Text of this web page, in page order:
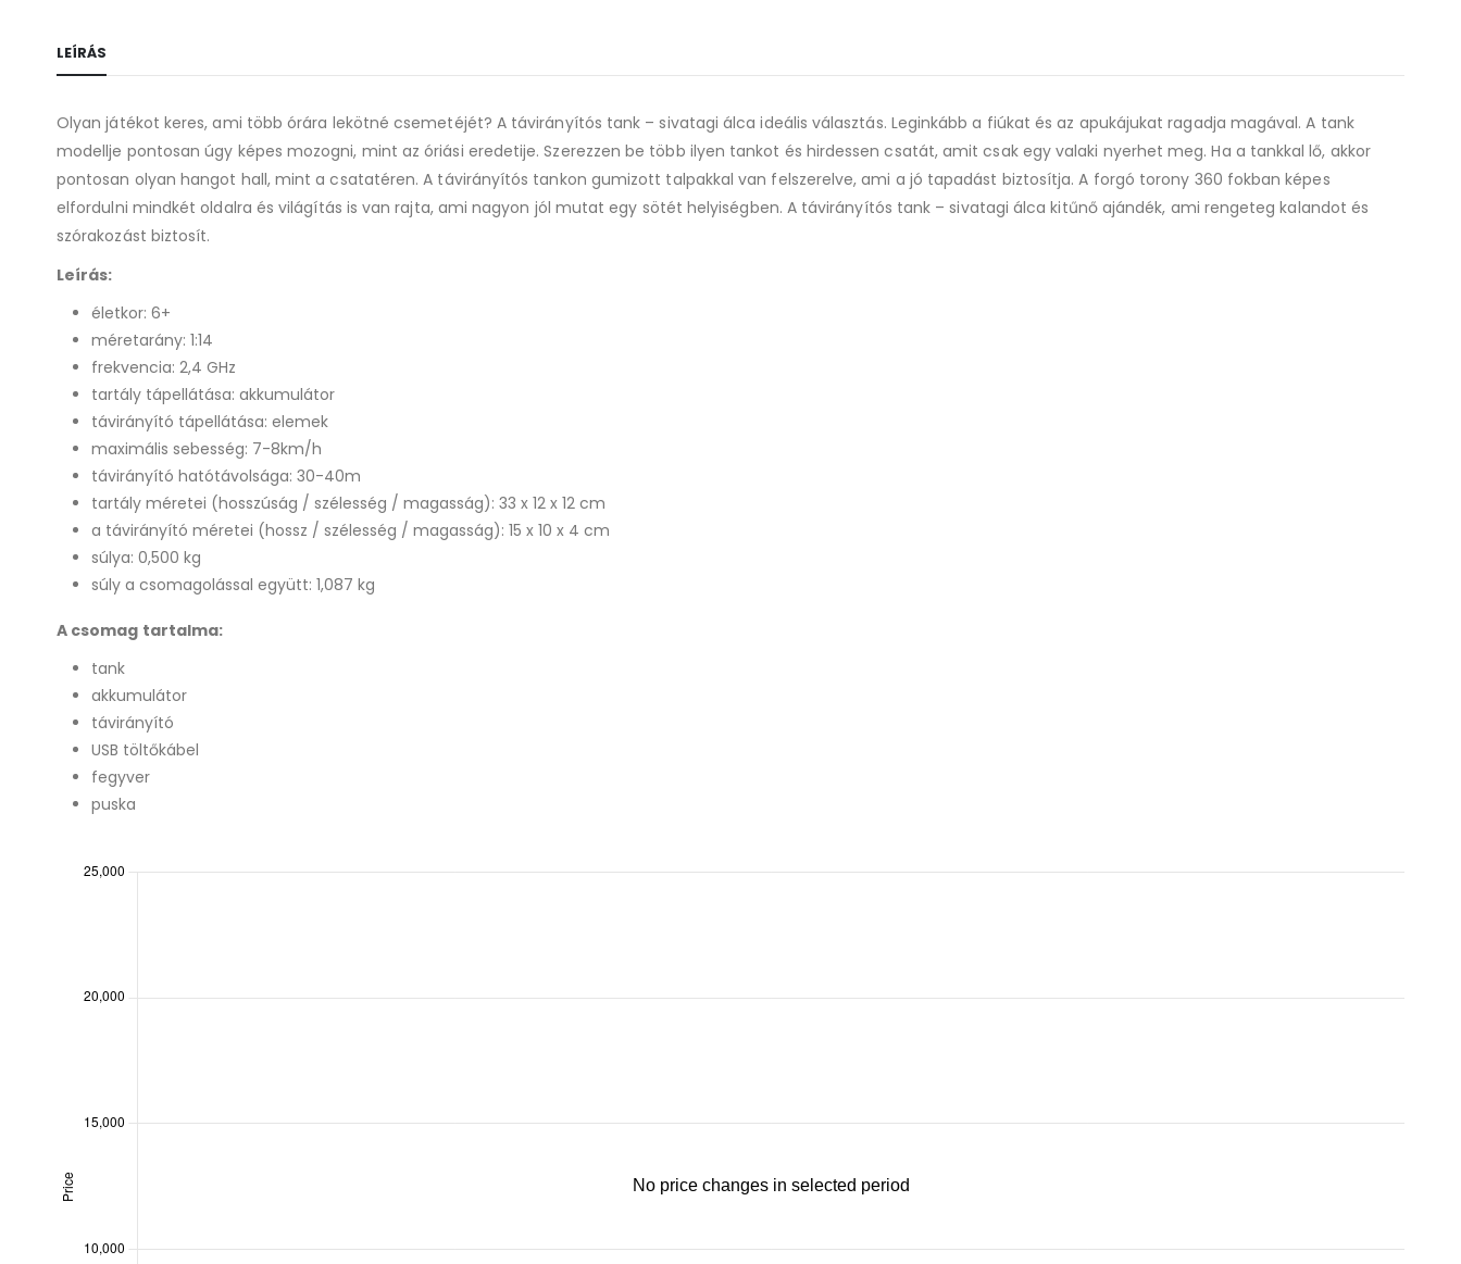
LEÍRÁS
Olyan játékot keres, ami több órára lekötné csemetéjét? A távirányítós tank – sivatagi álca ideális választás. Leginkább a fiúkat és az apukájukat ragadja magával. A tank
modellje pontosan úgy képes mozogni, mint az óriási eredetije. Szerezzen be több ilyen tankot és hirdessen csatát, amit csak egy valaki nyerhet meg. Ha a tankkal lő, akkor
pontosan olyan hangot hall, mint a csatatéren. A távirányítós tankon gumizott talpakkal van felszerelve, ami a jó tapadást biztosítja. A forgó torony 360 fokban képes
elfordulni mindkét oldalra és világítás is van rajta, ami nagyon jól mutat egy sötét helyiségben. A távirányítós tank – sivatagi álca kitűnő ajándék, ami rengeteg kalandot és
szórakozást biztosít.
Leírás:
életkor: 6+
méretarány: 1:14
frekvencia: 2,4 GHz
tartály tápellátása: akkumulátor
távirányító tápellátása: elemek
maximális sebesség: 7-8km/h
távirányító hatótávolsága: 30-40m
tartály méretei (hosszúság / szélesség / magasság): 33 x 12 x 12 cm
a távirányító méretei (hossz / szélesség / magasság): 15 x 10 x 4 cm
súlya: 0,500 kg
súly a csomagolással együtt: 1,087 kg
A csomag tartalma:
tank
akkumulátor
távirányító
USB töltőkábel
fegyver
puska